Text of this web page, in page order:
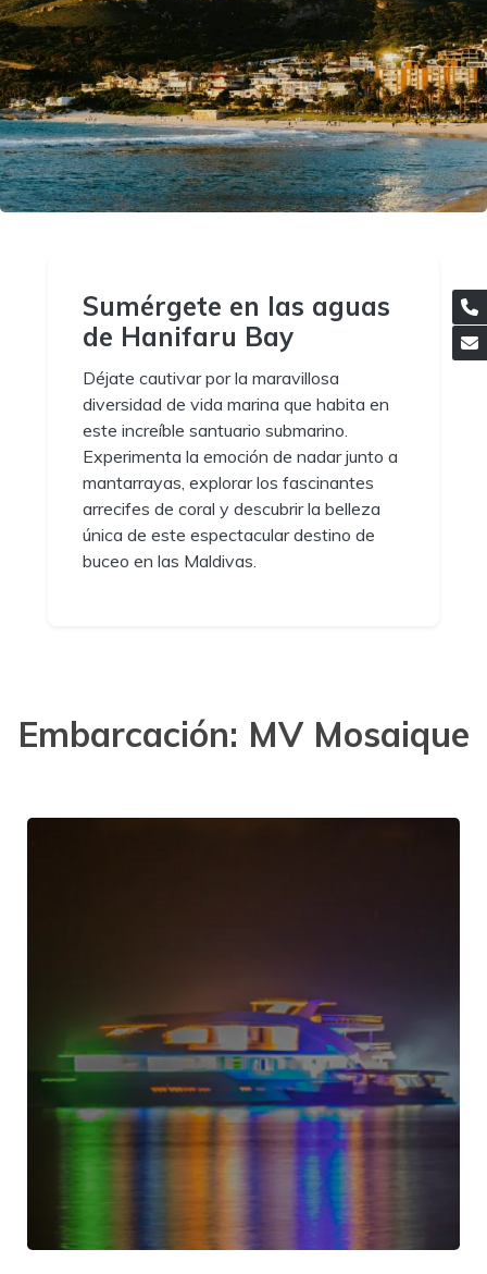
Sumérgete en las aguas
de Hanifaru Bay
Déjate cautivar por la maravillosa
diversidad de vida marina que habita en
este increíble santuario submarino.
Experimenta la emoción de nadar junto a
mantarrayas, explorar los fascinantes
arrecifes de coral y descubrir la belleza
única de este espectacular destino de
buceo en las Maldivas.
Embarcación: MV Mosaique